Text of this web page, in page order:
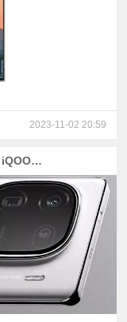
2023-11-02 20:59
长焦比X90 Pro+强，vivo X100跑分屠榜 | iQOO 12真机曝光 | 美版iPhone 15“苹果皮”出炉